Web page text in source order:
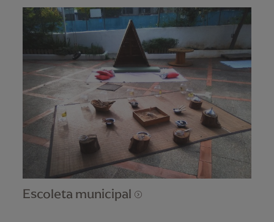
Escoleta municipal